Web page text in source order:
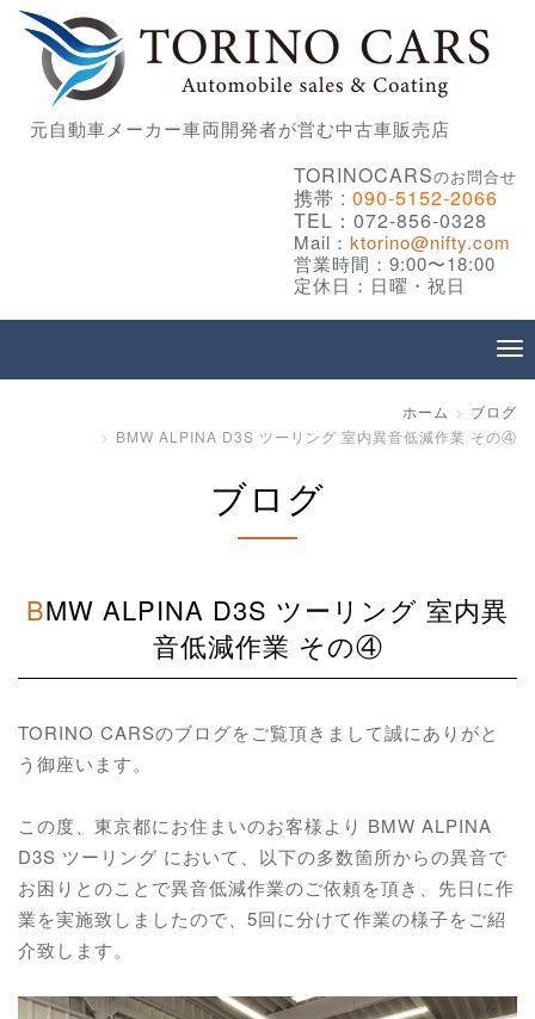
元自動車メーカー車両開発者が営む中古車販売店
TORINOCARSのお問合せ
携帯 : 090-5152-2066
TEL：072-856-0328
Mail： ktorino@nifty.com
営業時間：9:00〜18:00
定休日：日曜・祝日
ホーム
ブログ
BMW ALPINA D3S ツーリング 室内異音低減作業 その④
ブログ
BMW ALPINA D3S ツーリング 室内異
音低減作業 その④
TORINO CARSのブログをご覧頂きまして誠にありがと
う御座います。
この度、東京都にお住まいのお客様より BMW ALPINA
D3S ツーリング において、 以下の多数箇所からの異音で
お困りとのことで異音低減作業のご依頼を頂き、先日に作
業を実施致しましたので、5回に分けて作業の様子をご紹
介致します。